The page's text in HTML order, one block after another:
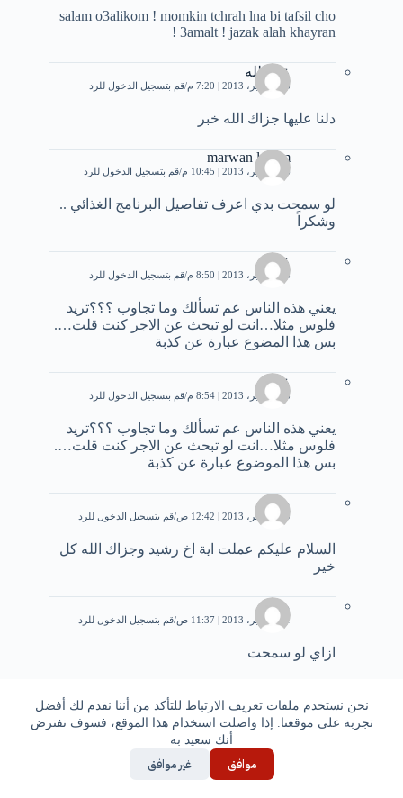
نحن نستخدم ملفات تعريف الارتباط للتأكد من أننا نقدم لك أفضل
تجربة على موقعنا. إذا واصلت استخدام هذا الموقع، فسوف نفترض
أنك سعيد به
موافق غير موافق
salam o3alikom ! momkin tchrah lna bi tafsil cho
3amalt ! jazak alah khayran !
عبداللله
13 سبتمبر، 2013 | 7:20 م قم بتسجيل الدخول للرد
دلنا عليها جزاك الله خبر
marwan laham
16 سبتمبر، 2013 | 10:45 م قم بتسجيل الدخول للرد
لو سمحت بدي اعرف تفاصيل البرنامج الغذائي ..
وشكراً
علي
18 سبتمبر، 2013 | 8:50 م قم بتسجيل الدخول للرد
يعني هذه الناس عم تسألك وما تجاوب ؟؟؟تريد
فلوس مثلا…انت لو تبحث عن الاجر كنت قلت….
بس هذا المضوع عبارة عن كذبة
علي
18 سبتمبر، 2013 | 8:54 م قم بتسجيل الدخول للرد
يعني هذه الناس عم تسألك وما تجاوب ؟؟؟تريد
فلوس مثلا…انت لو تبحث عن الاجر كنت قلت….
بس هذا الموضوع عبارة عن كذبة
محمد
19 سبتمبر، 2013 | 12:42 ص قم بتسجيل الدخول للرد
السلام عليكم عملت اية اخ رشيد وجزاك الله كل
خير
محمد
21 سبتمبر، 2013 | 11:37 ص قم بتسجيل الدخول للرد
ازاي لو سمحت
25 سبتمبر، 2013 | 11:52 ص قم بتسجيل الدخول للرد
ممكن اسالك بعض الاسئله عن الحميه الغذائيه
اللي اتبعتها وعن الرياضه كم كانت مدتها وهل